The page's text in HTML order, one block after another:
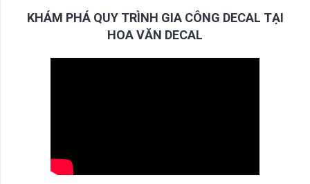
KHÁM PHÁ QUY TRÌNH GIA CÔNG DECAL TẠI
HOA VĂN DECAL